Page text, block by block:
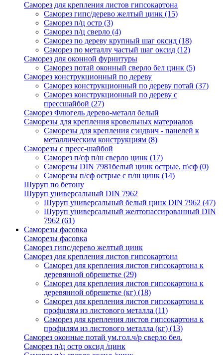
Саморез для крепления листов гипсокартона
Саморез гипс/дерево желтый цинк (15)
Саморез п/ц остр (3)
Саморез п/ц сверло (4)
Саморез по дереву крупный шаг оксид (18)
Саморез по металлу частый шаг оксид (12)
Саморез для оконной фурнитуры
Саморез потай оконный сверло бел цинк (5)
Саморез конструкционный по дереву
Саморез конструкционный по дереву потай (37)
Саморез конструкционный по дереву с
прессшайбой (27)
Саморез Флюгель дерево-металл белый
Саморезы для крепления кровельных материалов
Саморезы для крепления сэндвич - панелей к
металлическим конструкциям (8)
Саморезы с пресс-шайбой
Саморез п/сф п/ш сверло цинк (17)
Саморезы DIN 7981белый цинк острые, п\сф (0)
Саморезы п/сф острые с п/ш цинк (14)
Шуруп по бетону
Шуруп универсальный DIN 7962
Шуруп универсальный белый цинк DIN 7962 (47)
Шуруп универсальный желтопассированный DIN
7962 (61)
Саморезы фасовка
Саморезы фасовка
Саморез гипс/дерево желтый цинк
Саморез для крепления листов гипсокартона
Саморез для крепления листов гипсокартона к
деревянной обрешетке (29)
Саморез для крепления листов гипсокартона к
деревянной обрешетке (кг) (18)
Саморез для крепления листов гипсокартона к
профилям из листового металла (11)
Саморез для крепления листов гипсокартона к
профилям из листового металла (кг) (13)
Саморез оконные потай ум.гол.ч/р сверло бел.
Саморез п/ц остр оксид /цинк